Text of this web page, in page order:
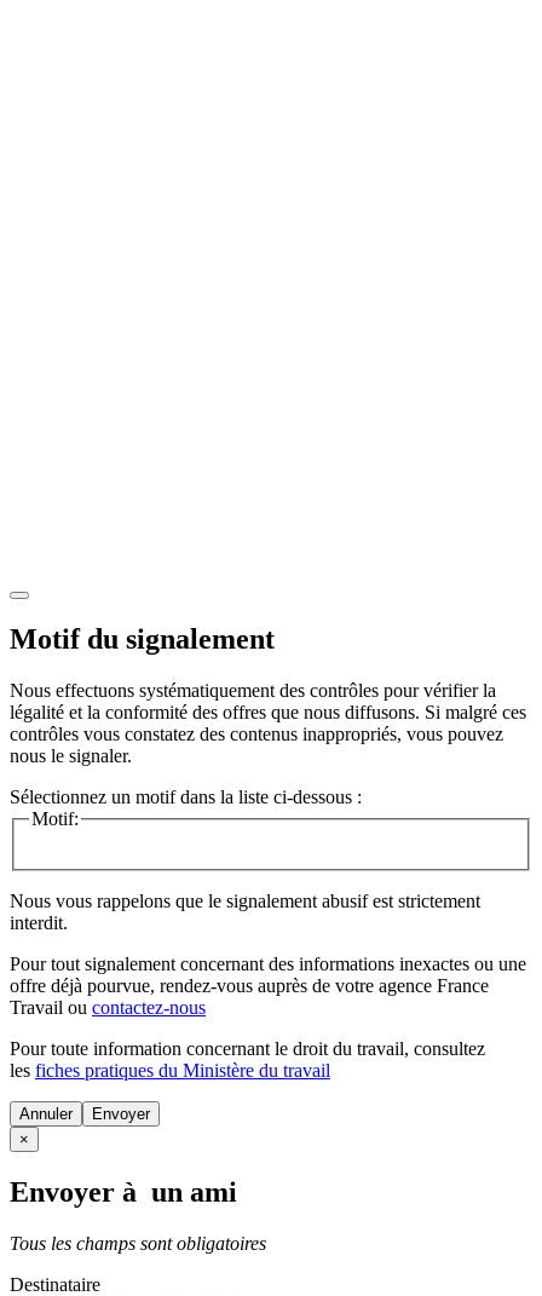
Motif du signalement
Nous effectuons systématiquement des contrôles pour vérifier la
légalité et la conformité des offres que nous diffusons. Si malgré ces
contrôles vous constatez des contenus inappropriés, vous pouvez
nous le signaler.
Sélectionnez un motif dans la liste ci-dessous :
Motif:
Nous vous rappelons que le signalement abusif est strictement
interdit.
Pour tout signalement concernant des informations inexactes ou une
offre déjà pourvue, rendez-vous auprès de votre agence France
Travail ou contactez-nous
Pour toute information concernant le droit du travail, consultez
les fiches pratiques du Ministère du travail
Annuler
×
Envoyer à un ami
Tous les champs sont obligatoires
Destinataire